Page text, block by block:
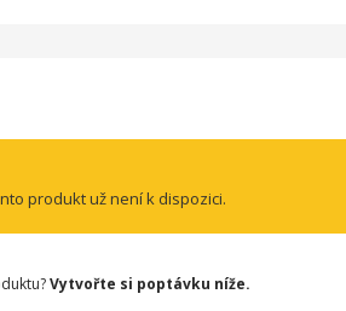
produkt už není k dispozici.
Vytvořte si poptávku níže.